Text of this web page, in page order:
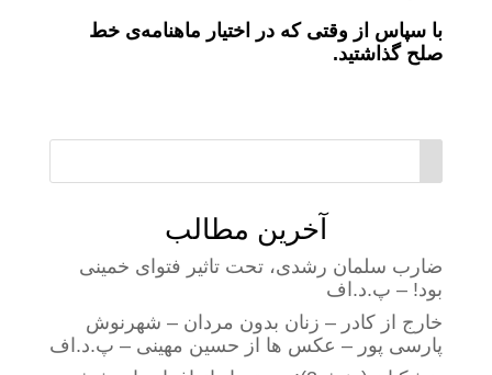
با سپاس از وقتی که در اختیار ماهنامه‌ی خط
صلح گذاشتید.
آخرین مطالب
ضارب سلمان رشدی، تحت تاثیر فتوای خمینی
بود! – پ.د.اف
خارج از کادر – زنان بدون مردان – شهرنوش
پارسی پور – عکس ها از حسین مهینی – پ.د.اف